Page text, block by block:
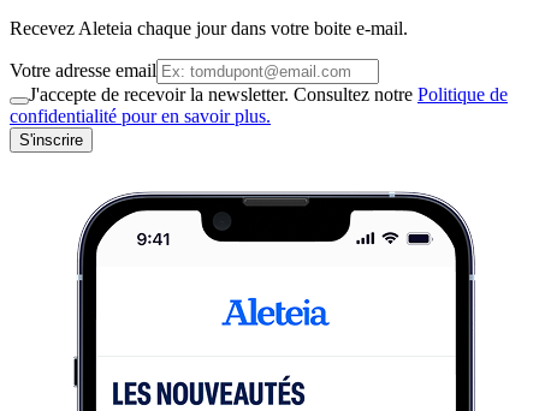
Recevez Aleteia chaque jour dans votre boite e-mail.
Votre adresse email
J'accepte de recevoir la newsletter. Consultez notre Politique de
confidentialité pour en savoir plus.
S'inscrire